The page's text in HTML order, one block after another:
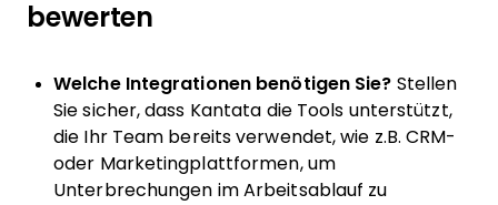
bewerten
Welche Integrationen benötigen Sie? Stellen
Sie sicher, dass Kantata die Tools unterstützt,
die Ihr Team bereits verwendet, wie z.B. CRM-
oder Marketingplattformen, um
Unterbrechungen im Arbeitsablauf zu